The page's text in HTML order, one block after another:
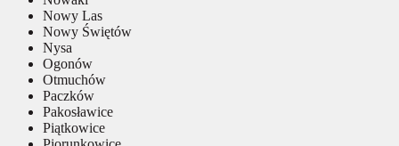
Nowy Las
Nowy Świętów
Nysa
Ogonów
Otmuchów
Paczków
Pakosławice
Piątkowice